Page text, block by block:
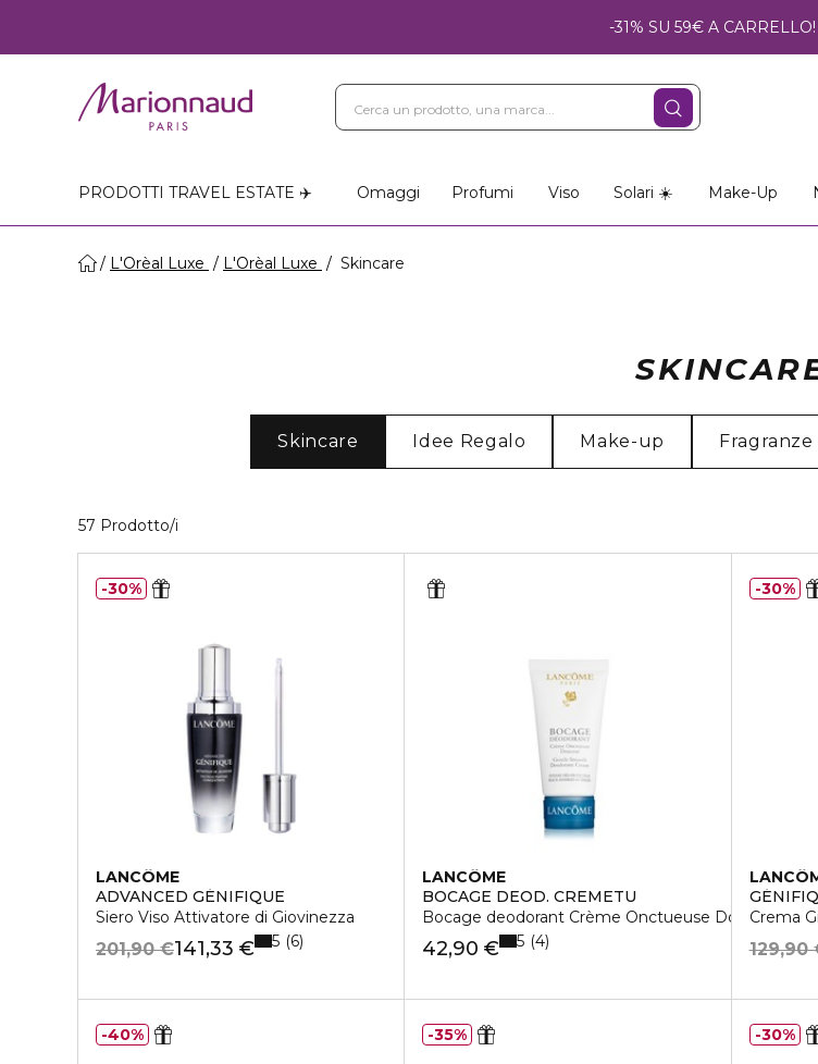
-31% SU 59€ A CARRELLO!
PRODOTTI TRAVEL ESTATE ✈️ Omaggi Profumi Viso Solari ☀️ Make-Up
L'Orèal Luxe L'Orèal Luxe Skincare
Skincare Idee Regalo Make-up Fragranze
57 Prodotto/i
LANCÔME
ADVANCED GÉNIFIQUE
Siero Viso Attivatore di Giovinezza
141,33 €
201,90 € 5 6
30%
LANCÔME
BOCAGE DEOD. CREMETU
Bocage deodorant Crème Onctueuse Douceur
42,90 € 5 4
Crema
129,90
30%
40% 35% 30%